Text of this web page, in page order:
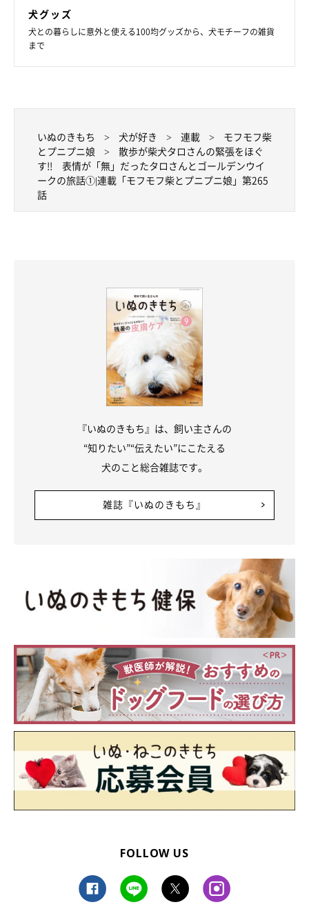
お散歩はタロさんにとって大事な事
くことになりましたが、いつもと違う散歩の景色を家族で楽しむ
ことができました。
犬グッズ
犬との暮らしに意外と使える100均グッズから、犬モチーフの雑貨
まで
いぬのきもち 犬が好き 連載
モフモフ柴
とプニプニ娘
散歩が柴犬タロさんの緊張をほぐ
す!! 表情が「無」だったタロさんとゴールデンウイ
ークの旅話①|連載「モフモフ柴とプニプニ娘」第265
話
『いぬのきもち』は、飼い主さんの
“知りたい”“伝えたい”にこたえる
犬のこと総合雑誌です。
雑誌『いぬのきもち』
FOLLOW US